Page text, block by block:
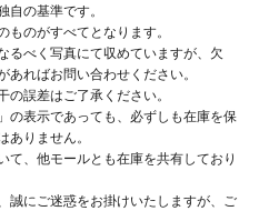
の基準です。
のがすべてとなります。
るべく写真にて収めていますが、欠
あればお問い合わせください。
誤差はご了承ください。
の表示であっても、必ずしも在庫を保
ありません。
て、他モールとも在庫を共有しており
誠にご迷惑をお掛けいたしますが、ご